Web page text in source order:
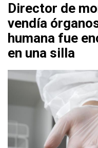
Director de
vendía
humana fue
en una silla